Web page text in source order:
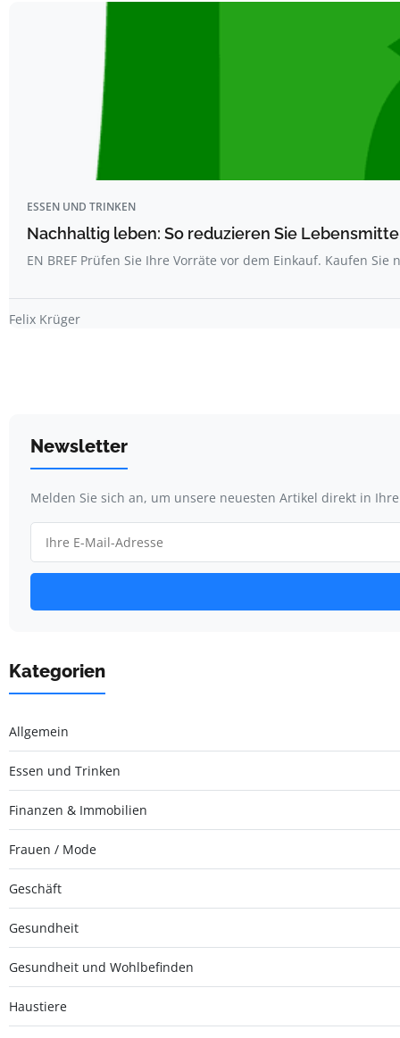
ESSEN UND TRINKEN
Nachhaltig leben: So reduzieren Sie
EN BREF Prüfen Sie Ihre Vorräte vor dem Einkauf. Kaufen Sie
Felix Krüger
Newsletter
Melden Sie sich an, um unsere neuesten Artikel direkt in
Kategorien
Allgemein
Essen und Trinken
Finanzen & Immobilien
Frauen / Mode
Geschäft
Gesundheit
Gesundheit und Wohlbefinden
Haustiere